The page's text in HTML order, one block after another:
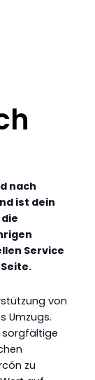
nach
ist dein
Service
von
Umzugs.
sorgfältige
zu